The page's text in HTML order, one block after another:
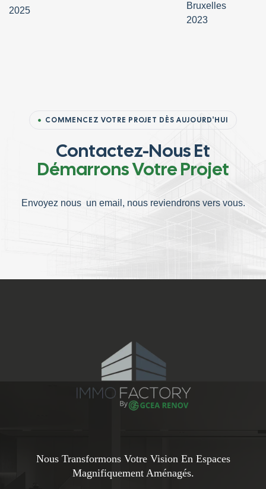
2025
Bruxelles
2023
COMMENCEZ VOTRE PROJET DÈS AUJOURD'HUI
Contactez-Nous Et
Démarrons Votre Projet
Envoyez nous un email, nous reviendrons vers vous.
Nous Transformons Votre Vision En Espaces
Magnifiquement Aménagés.